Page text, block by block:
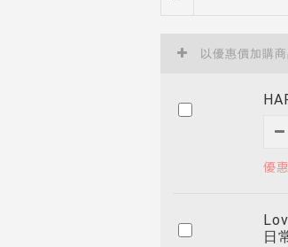
以優惠價加購商
優
日